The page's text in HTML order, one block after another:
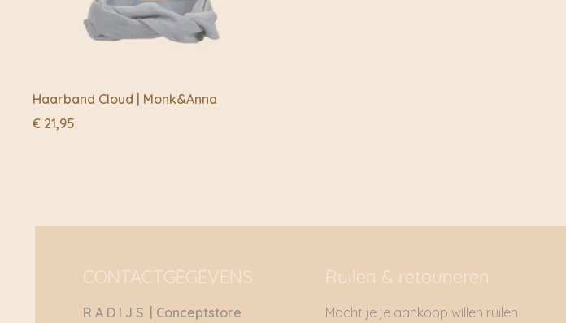
Haarband Cloud | Monk&Anna
€ 21,95
CONTACTGEGEVENS
R A D I J S | Conceptstore
Ruilen & retouneren
Mocht je je aankoop willen ruilen